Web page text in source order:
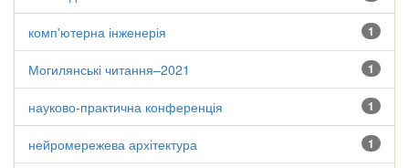
1
комп'ютерна інженерія
1
Могилянські читання–2021
1
науково-практична конференція
1
нейромережева архітектура